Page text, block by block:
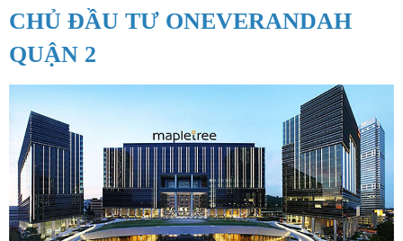
CHỦ ĐẦU TƯ ONEVERANDAH
QUẬN 2